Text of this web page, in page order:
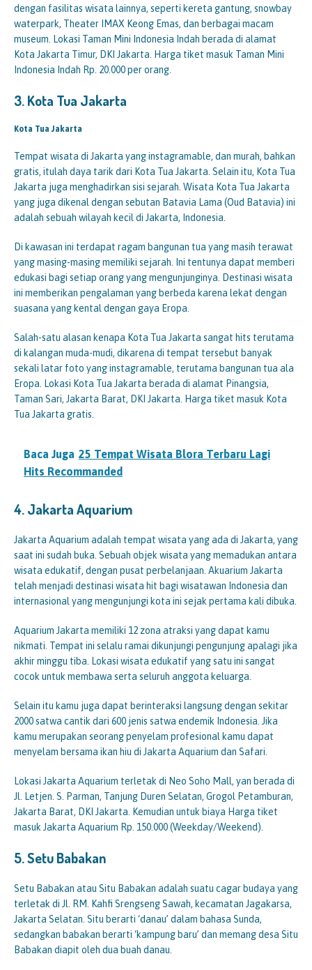
dengan fasilitas wisata lainnya, seperti kereta gantung, snowbay
waterpark, Theater IMAX Keong Emas, dan berbagai macam
museum. Lokasi Taman Mini Indonesia Indah berada di alamat
Kota Jakarta Timur, DKI Jakarta. Harga tiket masuk Taman Mini
Indonesia Indah Rp. 20.000 per orang.
3.Kota Tua Jakarta
Kota Tua Jakarta
Tempat wisata di Jakarta yang instagramable, dan murah, bahkan
gratis, itulah daya tarik dari Kota Tua Jakarta. Selain itu, Kota Tua
Jakarta juga menghadirkan sisi sejarah. Wisata Kota Tua Jakarta
yang juga dikenal dengan sebutan Batavia Lama (Oud Batavia) ini
adalah sebuah wilayah kecil di Jakarta, Indonesia.
Di kawasan ini terdapat ragam bangunan tua yang masih terawat
yang masing-masing memiliki sejarah. Ini tentunya dapat memberi
edukasi bagi setiap orang yang mengunjunginya. Destinasi wisata
ini memberikan pengalaman yang berbeda karena lekat dengan
suasana yang kental dengan gaya Eropa.
Salah-satu alasan kenapa Kota Tua Jakarta sangat hits terutama
di kalangan muda-mudi, dikarena di tempat tersebut banyak
sekali latar foto yang instagramable, terutama bangunan tua ala
Eropa. Lokasi Kota Tua Jakarta berada di alamat Pinangsia,
Taman Sari, Jakarta Barat, DKI Jakarta. Harga tiket masuk Kota
Tua Jakarta gratis.
Baca Juga 25 Tempat Wisata Blora Terbaru Lagi
Hits Recommanded
4.Jakarta Aquarium
Jakarta Aquarium adalah tempat wisata yang ada di Jakarta, yang
saat ini sudah buka. Sebuah objek wisata yang memadukan antara
wisata edukatif, dengan pusat perbelanjaan. Akuarium Jakarta
telah menjadi destinasi wisata hit bagi wisatawan Indonesia dan
internasional yang mengunjungi kota ini sejak pertama kali dibuka.
Aquarium Jakarta memiliki 12 zona atraksi yang dapat kamu
nikmati. Tempat ini selalu ramai dikunjungi pengunjung apalagi jika
akhir minggu tiba. Lokasi wisata edukatif yang satu ini sangat
cocok untuk membawa serta seluruh anggota keluarga.
Selain itu kamu juga dapat berinteraksi langsung dengan sekitar
2000 satwa cantik dari 600 jenis satwa endemik Indonesia. Jika
kamu merupakan seorang penyelam profesional kamu dapat
menyelam bersama ikan hiu di Jakarta Aquarium dan Safari.
Lokasi Jakarta Aquarium terletak di Neo Soho Mall, yan berada di
Jl. Letjen. S. Parman, Tanjung Duren Selatan, Grogol Petamburan,
Jakarta Barat, DKI Jakarta. Kemudian untuk biaya Harga tiket
masuk Jakarta Aquarium Rp. 150.000 (Weekday/Weekend).
5.SetuBabakan
Setu Babakan atau Situ Babakan adalah suatu cagar budaya yang
terletak di Jl. RM. Kahfi Srengseng Sawah, kecamatan Jagakarsa,
Jakarta Selatan. Situ berarti ‘danau’ dalam bahasa Sunda,
sedangkan babakan berarti ‘kampung baru’ dan memang desa Situ
Babakan diapit oleh dua buah danau.